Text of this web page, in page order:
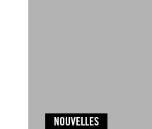
NOUVELLES